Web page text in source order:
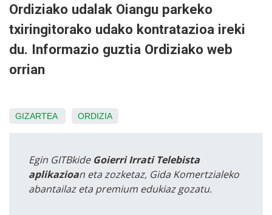
Ordiziako udalak Oiangu parkeko
txiringitorako udako kontratazioa ireki
du. Informazio guztia Ordiziako web
orrian
GIZARTEA ORDIZIA
Egin GITBkide Goierri Irrati Telebista
aplikazioan eta zozketaz, Gida Komertzialeko
abantailaz eta premium edukiaz gozatu.